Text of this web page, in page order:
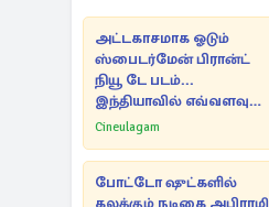
அட்டகாசமாக ஓடும்
ஸ்பைடர்மேன் பிரான்ட்
நியூ டே படம்...
இந்தியாவில் எவ்வளவு
வசூல்?
Cineulagam
போட்டோ ஷுட்களில்